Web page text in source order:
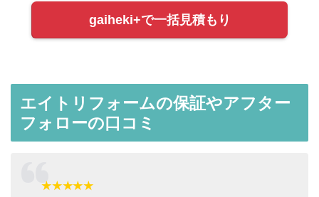
gaiheki+で一括見積もり
エイトリフォームの保証やアフター
フォローの口コミ
★★★★★